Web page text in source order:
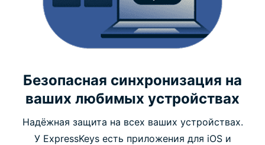
Безопасная синхронизация на
ваших любимых устройствах
Надёжная защита на всех ваших устройствах.
У ExpressKeys есть приложения для iOS и